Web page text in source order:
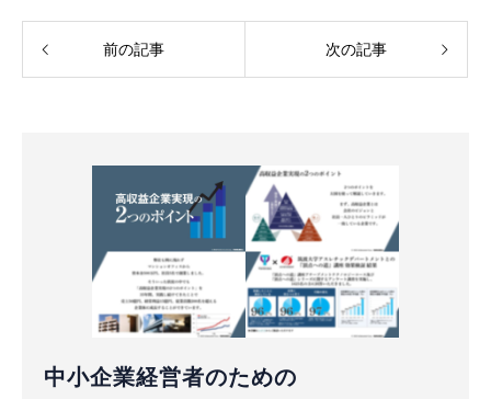
前の記事 次の記事
中小企業経営者のための